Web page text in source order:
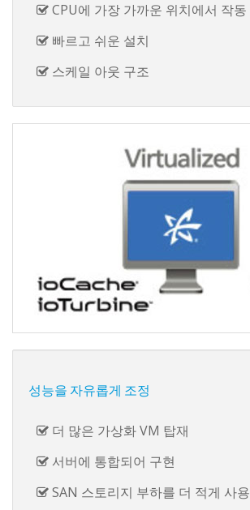
CPU에 가장 가까운 위치에서 작동
빠르고 쉬운 설치
스케일 아웃 구조
성능을 자유롭게 조정
더 많은 가상화 VM 탑재
서버에 통합되어 구현
SAN 스토리지 부하를 더 적게 사용